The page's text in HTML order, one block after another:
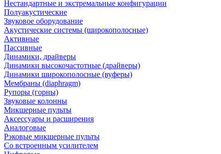
Нестандартные и экстремальные конфигурации
Полуакустические
Звуковое оборудование
Акустические системы (широкополосные)
Активные
Пассивные
Динамики, драйверы
Динамики высокочастотные (драйверы)
Динамики широкополосные (вуферы)
Мембраны (diaphragm)
Рупоры (горны)
Звуковые колонны
Микшерные пульты
Аксессуары и расширения
Аналоговые
Рэковые микшерные пульты
Со встроенным усилителем